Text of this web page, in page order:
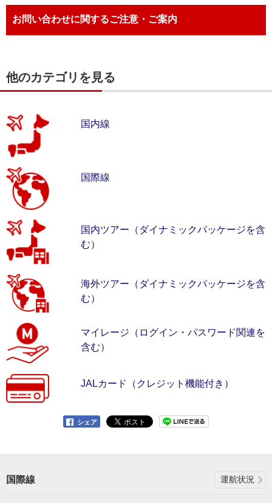
お問い合わせに関するご注意・ご案内
他のカテゴリを見る
国内線
国際線
国内ツアー（ダイナミックパッケージを含
む）
海外ツアー（ダイナミックパッケージを含
む）
マイレージ（ログイン・パスワード関連を
含む）
JALカード（クレジット機能付き）
シェア
国際線 運航状況